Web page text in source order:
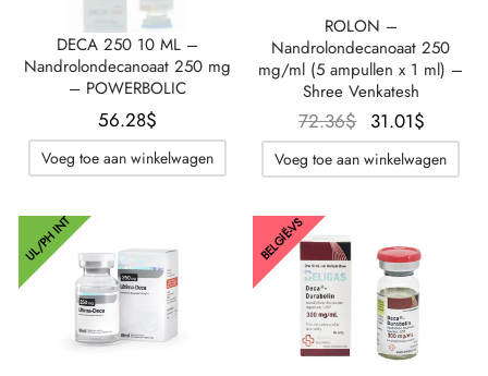
DECA 250 10 ML –
Nandrolondecanoaat 250 mg
– POWERBOLIC
56.28$
Voeg toe aan winkelwagen
ROLON –
Nandrolondecanoaat 250
mg/ml (5 ampullen x 1 ml) –
Shree Venkatesh
72.36$
prijs was:
72.36$.
31.01$
huidige
prijs is:
Voeg toe aan winkelwagen
UL/PH INT BELGIË-VS